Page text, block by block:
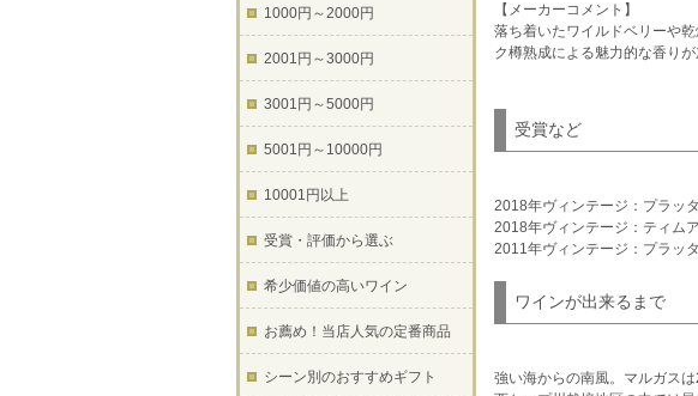
【メーカーコメント】
落ち着いたワイルドベリーや
ク樽熟成による魅力的な香りが
受賞など
2018年ヴィンテージ：プラッ
2018年ヴィンテージ：ティム
2011年ヴィンテージ：プラッ
ワインが出来るまで
強い海からの南風。マルガス
1000円～2000円
2001円～3000円
3001円～5000円
5001円～10000円
10001円以上
受賞・評価から選ぶ
希少価値の高いワイン
お薦め！当店人気の定番商品
シーン別のおすすめギフト